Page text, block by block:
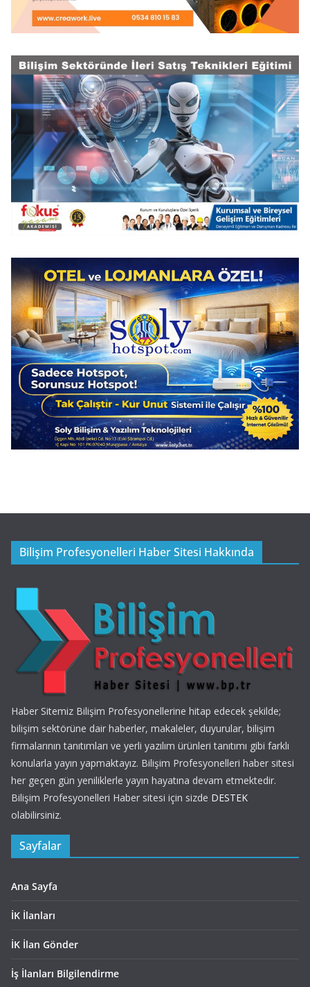
Bilişim Profesyonelleri Haber Sitesi Hakkında
Haber Sitemiz Bilişim Profesyonellerine hitap edecek şekilde;
bilişim sektörüne dair haberler, makaleler, duyurular, bilişim
firmalarının tanıtımları ve yerli yazılım ürünleri tanıtımı gibi farklı
konularla yayın yapmaktayız. Bilişim Profesyonelleri haber sitesi
her geçen gün yeniliklerle yayın hayatına devam etmektedir.
Bilişim Profesyonelleri Haber sitesi için sizde DESTEK
olabilirsiniz.
Sayfalar
Ana Sayfa
İK İlanları
İK İlan Gönder
İş İlanları Bilgilendirme